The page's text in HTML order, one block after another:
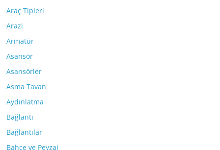
Araç Tipleri
Arazi
Armatür
Asansör
Asansörler
Asma Tavan
Aydınlatma
Bağlantı
Bağlantılar
Bahçe ve Peyzaj